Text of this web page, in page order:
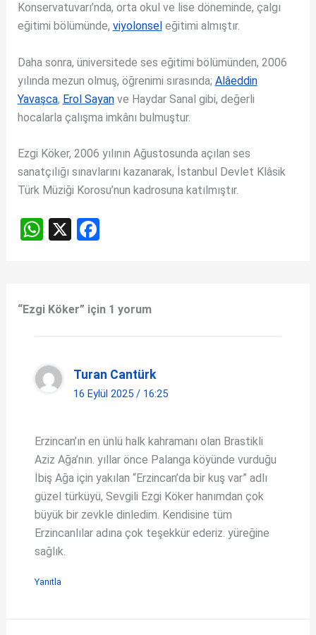
Konservatuvarı’nda, orta okul ve lise döneminde, çalgı
eğitimi bölümünde, viyolonseleğitimi almıştır.
Daha sonra, üniversitede ses eğitimi bölümünden, 2006
yılında mezun olmuş, öğrenimi sırasında; Alâeddin
Yavaşca, Erol Sayanve Haydar Sanal gibi, değerli
hocalarla çalışma imkânı bulmuştur.
Ezgi Köker, 2006 yılının Ağustosunda açılan ses
sanatçılığı sınavlarını kazanarak, İstanbul Devlet Klâsik
Türk Müziği Korosu’nun kadrosuna katılmıştır.
W
A
p
p
X F
o
o
k
“Ezgi Köker” için 1 yorum
Turan Cantürk
16 Eylül 2025 / 16:25
Erzincan’ın en ünlü halk kahramanı olan Brastikli
Aziz Ağa’nın. yıllar önce Palanga köyünde vurduğu
İbiş Ağa için yakılan “Erzincan’da bir kuş var” adlı
güzel türküyü, Sevgili Ezgi Köker hanımdan çok
büyük bir zevkle dinledim. Kendisine tüm
Erzincanlılar adına çok teşekkür ederiz. yüreğine
sağlık.
Yanıtla